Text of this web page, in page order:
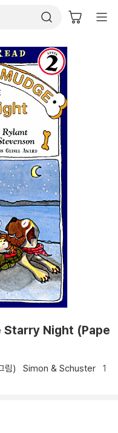
Night (Pape
림) Simon & Schuster 1